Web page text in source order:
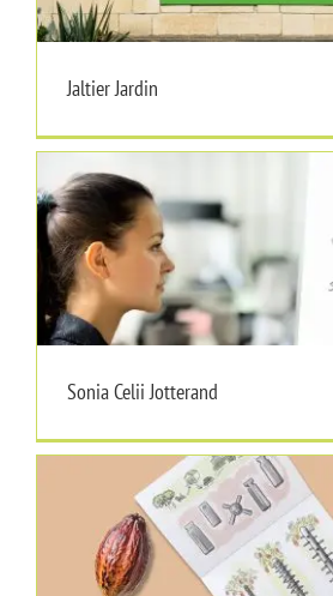
Jaltier Jardin
Sonia Celii
Sonia Celii Jotterand
Expert industriel